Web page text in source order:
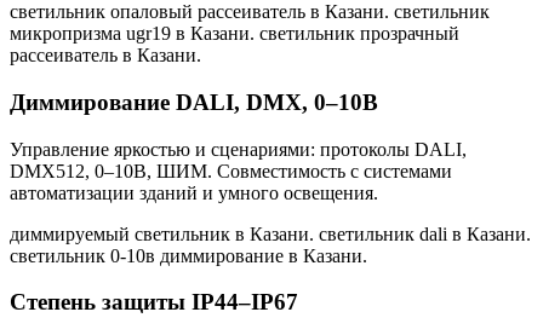
светильник опаловый рассеиватель в Казани. светильник
микропризма ugr19 в Казани. светильник прозрачный
рассеиватель в Казани.
Диммирование DALI, DMX, 0–10В
Управление яркостью и сценариями: протоколы DALI,
DMX512, 0–10В, ШИМ. Совместимость с системами
автоматизации зданий и умного освещения.
диммируемый светильник в Казани. светильник dali в Казани.
светильник 0-10в диммирование в Казани.
Степень защиты IP44–IP67